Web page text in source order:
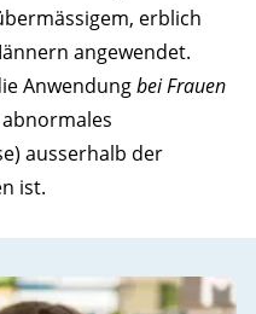
erblich
angewendet.
Anwendungbei Frauen
ausserhalb der
ist.